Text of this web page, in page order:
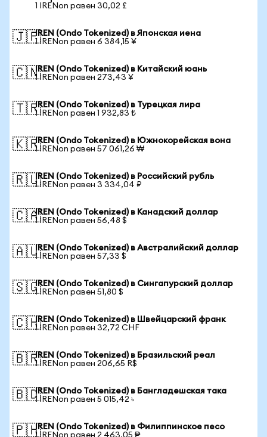
1 IRENon равен 30,02 £
🇯🇵IREN (Ondo Tokenized) в Японская иена
1 IRENon равен 6 384,15 ¥
🇨🇳IREN (Ondo Tokenized) в Китайский юань
1 IRENon равен 273,43 ¥
🇹🇷IREN (Ondo Tokenized) в Турецкая лира
1 IRENon равен 1 932,83 ₺
🇰🇷IREN (Ondo Tokenized) в Южнокорейская вона
1 IRENon равен 57 061,26 ₩
🇷🇺IREN (Ondo Tokenized) в Российский рубль
1 IRENon равен 3 334,04 ₽
🇨🇦IREN (Ondo Tokenized) в Канадский доллар
1 IRENon равен 56,48 $
🇦🇺IREN (Ondo Tokenized) в Австралийский доллар
1 IRENon равен 57,33 $
🇸🇬IREN (Ondo Tokenized) в Сингапурский доллар
1 IRENon равен 51,80 $
🇨🇭IREN (Ondo Tokenized) в Швейцарский франк
1 IRENon равен 32,72 CHF
🇧🇷IREN (Ondo Tokenized) в Бразильский реал
1 IRENon равен 206,65 R$
🇧🇩IREN (Ondo Tokenized) в Бангладешская така
1 IRENon равен 5 015,42 ৳
🇵🇭IREN (Ondo Tokenized) в Филиппинское песо
1 IRENon равен 2 463,05 ₱